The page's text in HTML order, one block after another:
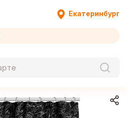
Екатеринбург